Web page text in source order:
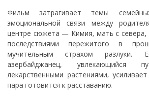
Фильм затрагивает темы
эмоциональной связи между
центре сюжета — Кимия, мать с севера,
последствиями пережитого в
мучительным страхом
азербайджанец, увлекающийся
лекарственными растениями,
пара готовится к расставанию.